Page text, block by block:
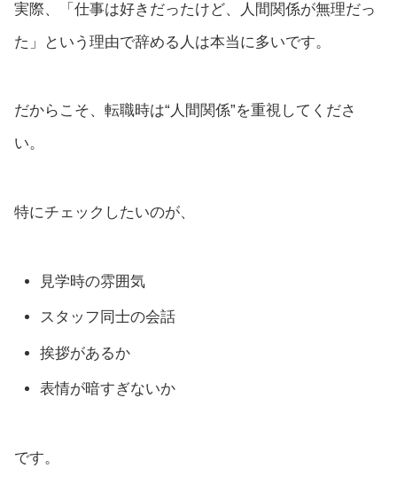
実際、「仕事は好きだったけど、人間関係が無理だっ
た」という理由で辞める人は本当に多いです。
だからこそ、転職時は“人間関係”を重視してくださ
い。
特にチェックしたいのが、
見学時の雰囲気
スタッフ同士の会話
挨拶があるか
表情が暗すぎないか
です。